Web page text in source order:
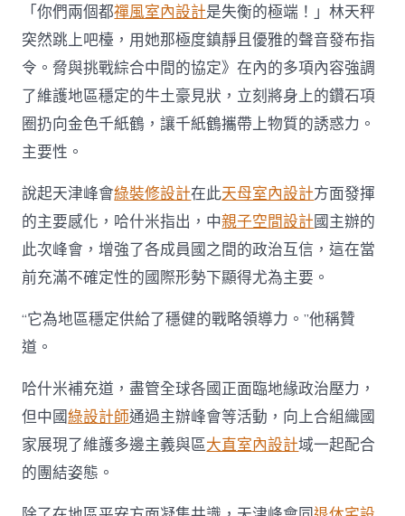
「你們兩個都禪風室內設計是失衡的極端！」林天秤
突然跳上吧檯，用她那極度鎮靜且優雅的聲音發布指
令。脅與挑戰綜合中間的協定》在內的多項內容強調
了維護地區穩定的牛土豪見狀，立刻將身上的鑽石項
圈扔向金色千紙鶴，讓千紙鶴攜帶上物質的誘惑力。
主要性。
說起天津峰會綠裝修設計在此天母室內設計方面發揮
的主要感化，哈什米指出，中親子空間設計國主辦的
此次峰會，增強了各成員國之間的政治互信，這在當
前充滿不確定性的國際形勢下顯得尤為主要。
“它為地區穩定供給了穩健的戰略領導力。”他稱贊
道。
哈什米補充道，盡管全球各國正面臨地緣政治壓力，
但中國綠設計師通過主辦峰會等活動，向上合組織國
家展現了維護多邊主義與區大直室內設計域一起配合
的團結姿態。